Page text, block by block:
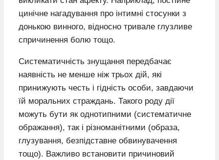
цинічне нагадування про інтимні стосунки з
донькою винного, відносно тривале глузливе
спричинення болю тощо.
Систематичність знущання передбачає
наявність не менше ніж трьох дій, які
принижують честь і гідність особи, завдаючи
їй моральних страждань. Такого роду дії
можуть бути як однотипними (систематичне
ображання), так і різноманітними (образа,
глузування, безпідставне обвинувачення
тощо). Важливо встановити причиновий